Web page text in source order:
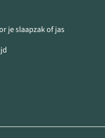
je slaapzak of jas